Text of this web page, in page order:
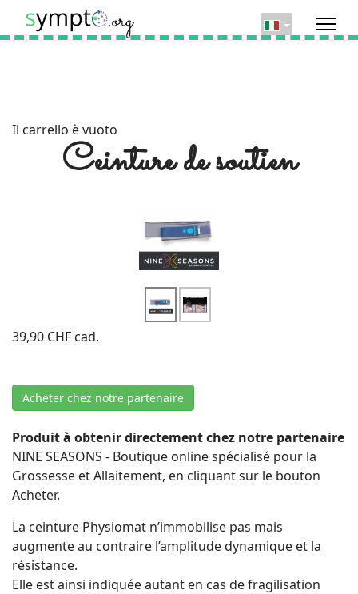
Il carrello è vuoto
Ceinture de soutien
39,90 CHF cad.
Acheter chez notre partenaire
Produit à obtenir directement chez notre partenaire
NINE SEASONS - Boutique online spécialisé pour la
Grossesse et Allaitement, en cliquant sur le bouton
Acheter.
La ceinture Physiomat n’immobilise pas mais
augmente au contraire l’amplitude dynamique et la
résistance.
Elle est ainsi indiquée autant en cas de fragilisation